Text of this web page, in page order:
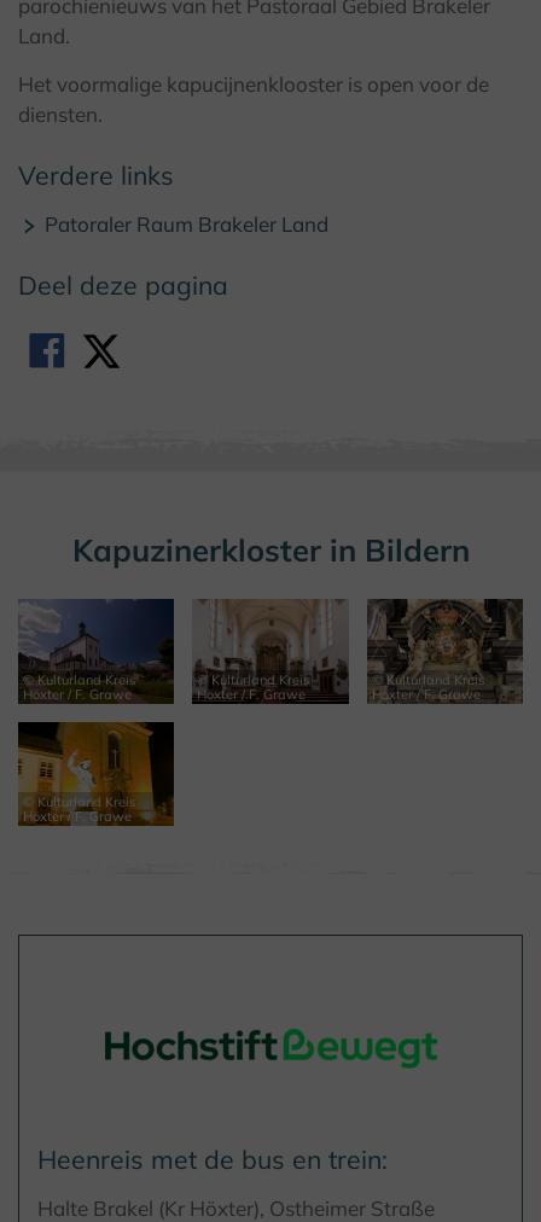
parochienieuws van het Pastoraal Gebied Brakeler
Land.
Het voormalige kapucijnenklooster is open voor de
diensten.
Verdere links
Patoraler Raum Brakeler Land
Deel deze pagina
Kapuzinerkloster in Bildern
© Kulturland Kreis
Höxter / F. Grawe
© Kulturland Kreis
Höxter / F. Grawe
© Kulturland Kreis
Höxter / F. Grawe
© Kulturland Kreis
Höxter / F. Grawe
Heenreis met de bus en trein:
Halte Brakel (Kr Höxter), Ostheimer Straße